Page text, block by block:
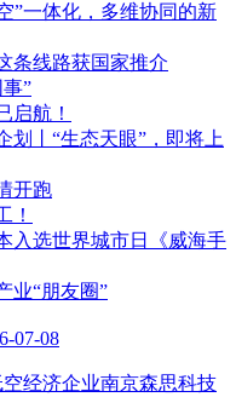
”一体化，多维协同的新
条线路获国家推介
”
启航！
划丨“生态天眼”，即将上
开跑
！
入选世界城市日《威海手
业“朋友圈”
07-08
经济企业南京森思科技